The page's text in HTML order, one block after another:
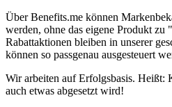
Über Benefits.me können
werden, ohne das eigene Produkt zu
Rabattaktionen bleiben in unserer
können so passgenau ausgesteuert
Wir arbeiten auf Erfolgsbasis. Heißt:
auch etwas abgesetzt wird!